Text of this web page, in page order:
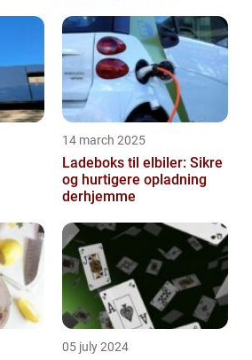
14 march 2025
Ladeboks til elbiler: Sikre
og hurtigere opladning
derhjemme
05 july 2024